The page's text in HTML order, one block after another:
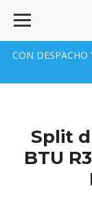
CON DESPACHO
Split
BTU